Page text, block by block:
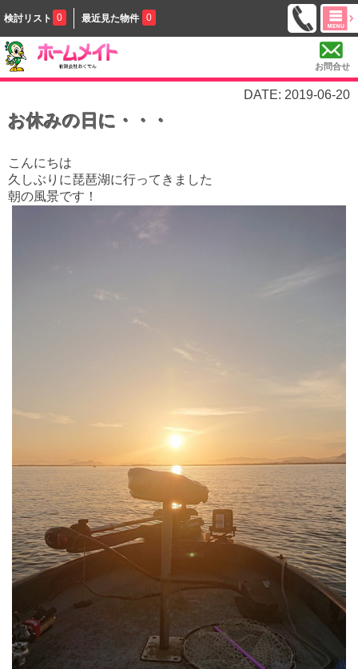
検討リスト 0 最近見た物件 0
お問合せ
DATE: 2019-06-20
お休みの日に・・・
こんにちは
久しぶりに琵琶湖に行ってきました
朝の風景です！